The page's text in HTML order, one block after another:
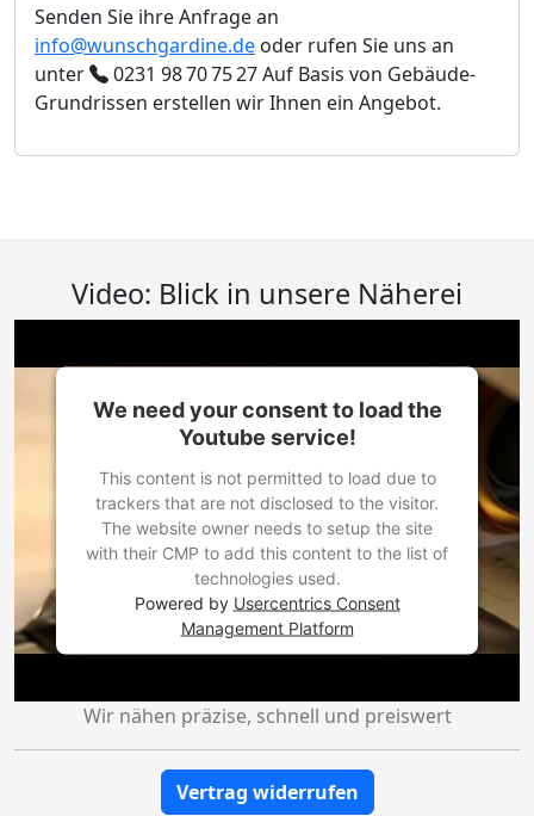
Senden Sie ihre Anfrage an
info@wunschgardine.de oder rufen Sie uns an
unter
0231 98 70 75 27Auf Basis von Gebäude-
Grundrissen erstellen wir Ihnen ein Angebot.
Video: Blick in unsere Näherei
We need your consent to load the
Youtube service!
This content is not permitted to load due to
trackers that are not disclosed to the visitor.
The website owner needs to setup the site
with their CMP to add this content to the list of
technologies used.
Powered by Usercentrics Consent
Management Platform
Wir nähen präzise, schnell und preiswert
Vertrag widerrufen